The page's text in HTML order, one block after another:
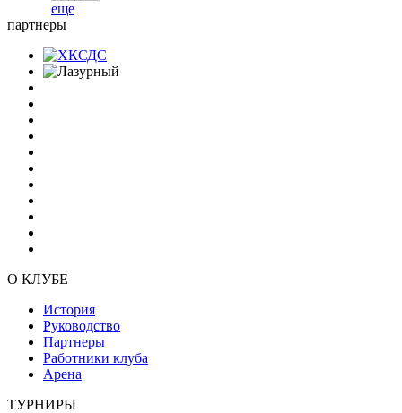
еще
партнеры
О КЛУБЕ
История
Руководство
Партнеры
Работники клуба
Арена
ТУРНИРЫ